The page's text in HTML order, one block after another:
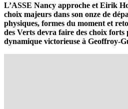
L’ASSE Nancy approche et Eirik
choix majeurs dans son onze de
physiques, formes du moment et
des Verts devra faire des choix
dynamique victorieuse à Geoffroy-